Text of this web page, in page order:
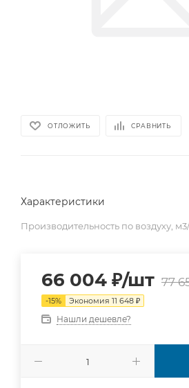
ОТЛОЖИТЬ СРАВНИТЬ
Характеристики
Производительность по воздуху,
66 004 ₽/шт 77
-15% Экономия 11 648 ₽
Нашли дешевле?